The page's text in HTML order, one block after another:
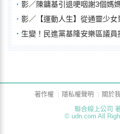
影／陳鏞基引退哽咽謝3個媽
影／【運動人生】從通靈少女到無任所大
生變！民進黨基隆安樂區議員提名
著作權 隱私權聲明 關於
聯合線上公司
© udn.com All